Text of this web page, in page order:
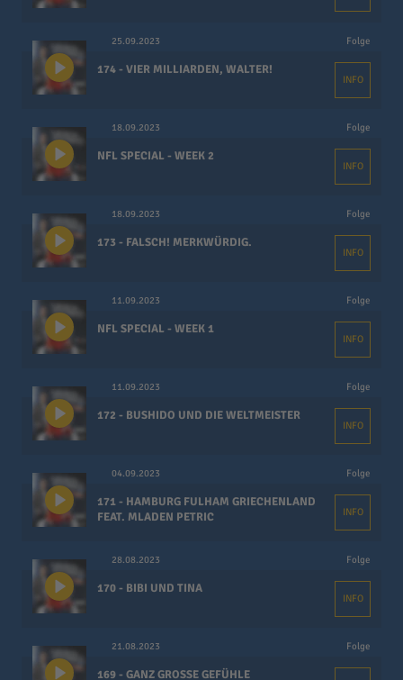
25.09.2023 Folge
174 - VIER MILLIARDEN, WALTER!
INFO
18.09.2023 Folge
NFL SPECIAL - WEEK 2
INFO
18.09.2023 Folge
173 - FALSCH! MERKWÜRDIG.
INFO
11.09.2023 Folge
NFL SPECIAL - WEEK 1
INFO
11.09.2023 Folge
172 - BUSHIDO UND DIE WELTMEISTER
INFO
04.09.2023 Folge
171 - HAMBURG FULHAM GRIECHENLAND
FEAT. MLADEN PETRIC
INFO
28.08.2023 Folge
170 - BIBI UND TINA
INFO
21.08.2023 Folge
169 - GANZ GROSSE GEFÜHLE